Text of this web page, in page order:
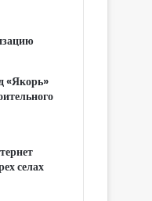
«Якорь»
селах